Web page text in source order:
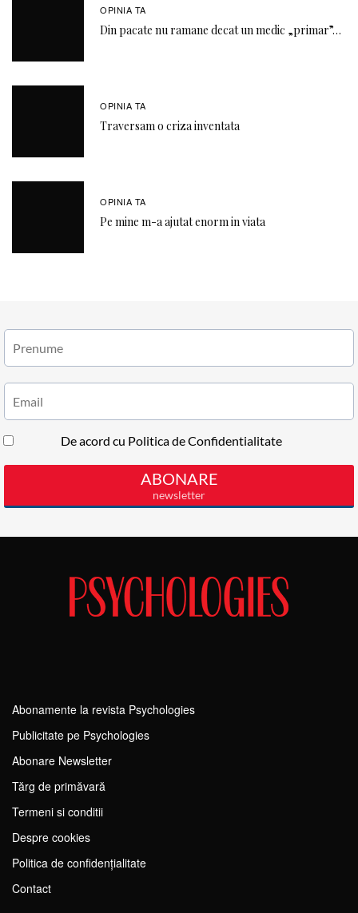
OPINIA TA
Din pacate nu ramane decat un medic „primar”…
OPINIA TA
Traversam o criza inventata
OPINIA TA
Pe mine m-a ajutat enorm in viata
Abonamente la revista Psychologies
Publicitate pe Psychologies
Abonare Newsletter
Tărg de primăvară
Termeni si conditii
Despre cookies
Politica de confidențialitate
Contact